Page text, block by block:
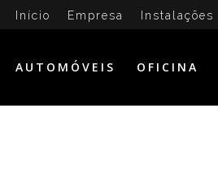
Início Empresa Instalações
AUTOMÓVEIS OFICINA